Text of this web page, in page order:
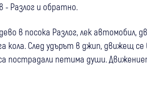
- Разлог и обратно.
в посока Разлог, лек автомобил,
кола. След удърът в джип, движещ се
пострадали петима души.